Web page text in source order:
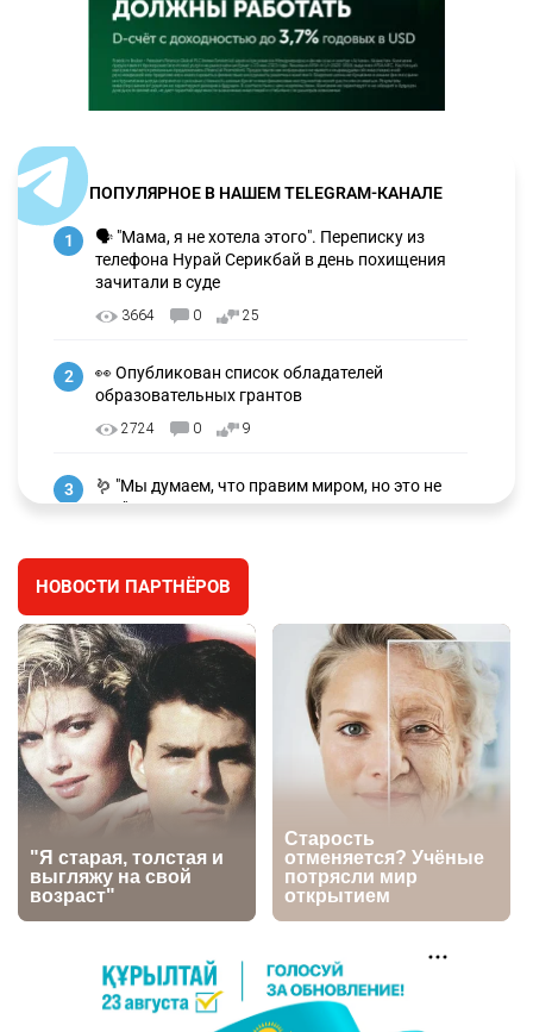
ПОПУЛЯРНОЕ В НАШЕМ TELEGRAM-КАНАЛЕ
1
🗣 "Мама, я не хотела этого". Переписку из
телефона Нурай Серикбай в день похищения
зачитали в суде
3664 0 25
2
👀 Опубликован список обладателей
образовательных грантов
2724 0 9
3
🪱 "Мы думаем, что правим миром, но это не
так". Как дьявольские черви меняют наше
13
4
💬 Прокуроры подали в суд ходатайство о
смягчении наказания для журналистки
Александры Алёховой
2619 0
5
🦻 Казахстанцы смогут получать слуховые
аппараты без инвалидности
2763 3
6
💻 В школах Казахстана изменили название и
содержание некоторых предметов
2677 3 19
📣 Масштабный open air фестиваль пройдёт в
Астане в честь Дня молодёжи
НОВОСТИ ПАРТНЁРОВ